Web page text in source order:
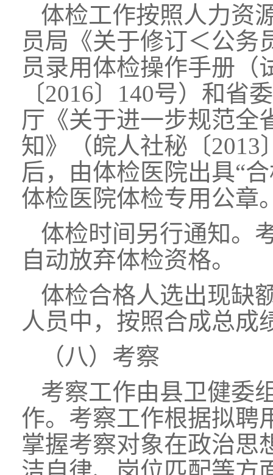
体检工作按照人力资
员局《关于修订＜公务
员录用体检操作手册（
〔2016〕140号）和省
厅《关于进一步规范全
知》（皖人社秘〔2013
后，由体检医院出具“
体检医院体检专用公章
体检时间另行通知。
自动放弃体检资格。
体检合格人选出现缺
人员中，按照合成总成
（八）考察
考察工作由县卫健委
作。考察工作根据拟聘
掌握考察对象在政治思